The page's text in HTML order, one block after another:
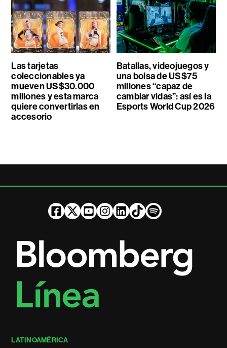
Las tarjetas
coleccionables ya
mueven US$30.000
millones y esta marca
quiere convertirlas en
accesorio
Batallas, videojuegos y
una bolsa de US$75
millones “capaz de
cambiar vidas”: así es la
Esports World Cup 2026
LATINOAMÉRICA